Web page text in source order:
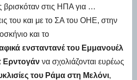
στις ΗΠΑ για …
του και με το ΣΑ του ΟΗΕ, στην
και το
ενσταντανέ του Εμμανουέλ
Ερντογάν να σχολιάζονται ευρέως
του Ράμα στη Μελόνι,